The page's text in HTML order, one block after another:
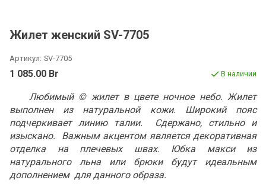
Жилет женский SV-7705
Артикул: SV-7705
1 085.00 Br В наличии
Любимый © жилет в цвете ночное небо. Жилет
выполнен из натуральной кожи. Широкий пояс
подчеркивает линию талии. Сдержано, стильно и
изыскано. Важным акцентом является декоративная
отделка на плечевых швах. Юбка макси из
натурального льна или брюки будут идеальным
дополнением для данного образа.